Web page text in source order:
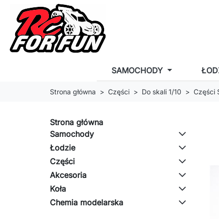
SAMOCHODY
Strona główna Części Do skali 1/10 Części
Strona główna
Samochody
Łodzie
Części
Akcesoria
Koła
Chemia modelarska